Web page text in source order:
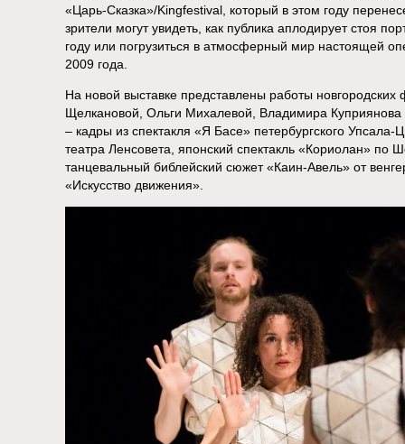
«Царь-Сказка»/Kingfestival, который в этом году
зрители могут увидеть, как публика аплодирует стоя
году или погрузиться в атмосферный мир настоящей
2009 года.
На новой выставке представлены работы
Щелкановой, Ольги Михалевой, Владимира
– кадры из спектакля «Я Басе» петербургского Упсала-
театра Ленсовета, японский спектакль «Кориолан» по
танцевальный библейский сюжет «Каин-Авель» от
«Искусство движения».